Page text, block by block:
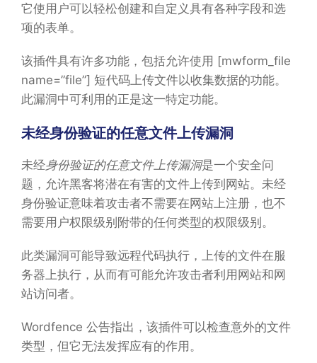
它使用户可以轻松创建和自定义具有各种字段和选
项的表单。
该插件具有许多功能，包括允许使用 [mwform_file
name=”file”] 短代码上传文件以收集数据的功能。
此漏洞中可利用的正是这一特定功能。
未经身份验证的任意文件上传漏洞
未经身份验证的任意文件上传漏洞是一个安全问
题，允许黑客将潜在有害的文件上传到网站。未经
身份验证意味着攻击者不需要在网站上注册，也不
需要用户权限级别附带的任何类型的权限级别。
此类漏洞可能导致远程代码执行，上传的文件在服
务器上执行，从而有可能允许攻击者利用网站和网
站访问者。
Wordfence 公告指出，该插件可以检查意外的文件
类型，但它无法发挥应有的作用。